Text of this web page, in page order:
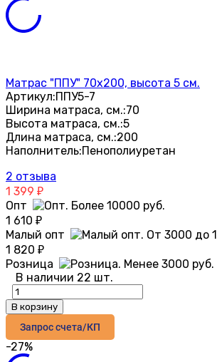
Матрас "ППУ" 70х200, высота 5 см.
Артикул:ППУ5-7
Ширина матраса, см.:70
Высота матраса, см.:5
Длина матраса, см.:200
Наполнитель:Пенополиуретан
2 отзыва
1 399 ₽
Опт
1 610 ₽
Малый опт
1 820 ₽
Розница
В наличии 22 шт.
В корзину
Запрос счета/КП
-27%